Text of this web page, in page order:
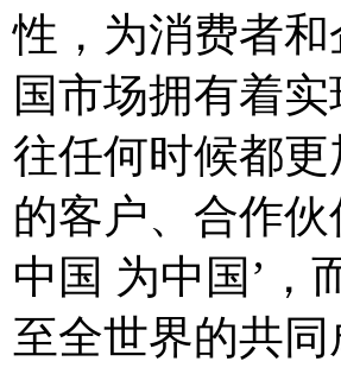
性，为消费者
国市场拥有着
往任何时候都
的客户、合作
中国 为中国’，
至全世界的共